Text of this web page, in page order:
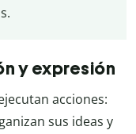
y expresión
acciones:
sus ideas y